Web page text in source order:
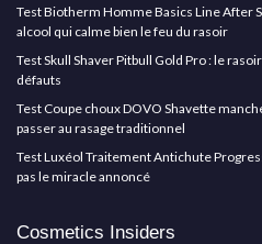
Test Biotherm Homme Basics Line After
alcool qui calme bien le feu du rasoir
Test Skull Shaver Pitbull Gold Pro : le
défauts
Test Coupe choux DOVO Shavette
passer au rasage traditionnel
Test Luxéol Traitement Antichute
pas le miracle annoncé
Cosmetics Insiders